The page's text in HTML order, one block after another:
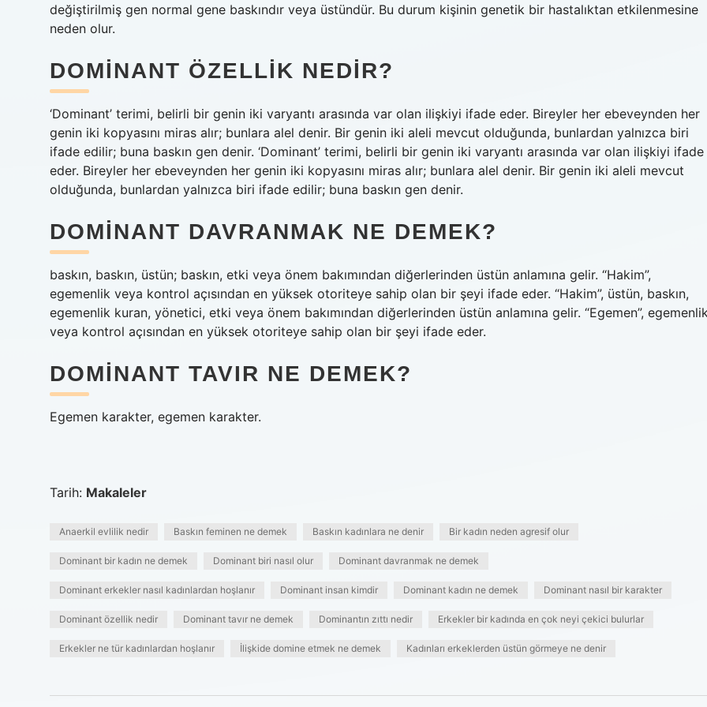
değiştirilmiş gen normal gene baskındır veya üstündür. Bu durum kişinin genetik bir hastalıktan etkilenmesine
neden olur.
DOMINANT ÖZELLIK NEDIR?
‘Dominant’ terimi, belirli bir genin iki varyantı arasında var olan ilişkiyi ifade eder. Bireyler her ebeveynden her
genin iki kopyasını miras alır; bunlara alel denir. Bir genin iki aleli mevcut olduğunda, bunlardan yalnızca biri
ifade edilir; buna baskın gen denir. ‘Dominant’ terimi, belirli bir genin iki varyantı arasında var olan ilişkiyi ifade
eder. Bireyler her ebeveynden her genin iki kopyasını miras alır; bunlara alel denir. Bir genin iki aleli mevcut
olduğunda, bunlardan yalnızca biri ifade edilir; buna baskın gen denir.
DOMINANT DAVRANMAK NE DEMEK?
baskın, baskın, üstün; baskın, etki veya önem bakımından diğerlerinden üstün anlamına gelir. “Hakim”,
egemenlik veya kontrol açısından en yüksek otoriteye sahip olan bir şeyi ifade eder. “Hakim”, üstün, baskın,
egemenlik kuran, yönetici, etki veya önem bakımından diğerlerinden üstün anlamına gelir. “Egemen”,
veya kontrol açısından en yüksek otoriteye sahip olan bir şeyi ifade eder.
DOMINANT TAVIR NE DEMEK?
Egemen karakter, egemen karakter.
Tarih: Makaleler
Anaerkil evlilik nedir Baskın feminen ne demek Baskın kadınlara ne denir Bir kadın neden agresif olur
Dominant bir kadın ne demek Dominant biri nasıl olur Dominant davranmak ne demek
Dominant erkekler nasıl kadınlardan hoşlanır Dominant insan kimdir Dominant kadın ne demek Dominant nasıl bir karakter
Dominant özellik nedir Dominant tavır ne demek Dominantın zıttı nedir Erkekler bir kadında en çok neyi çekici bulurlar
Erkekler ne tür kadınlardan hoşlanır İlişkide domine etmek ne demek Kadınları erkeklerden üstün görmeye ne denir